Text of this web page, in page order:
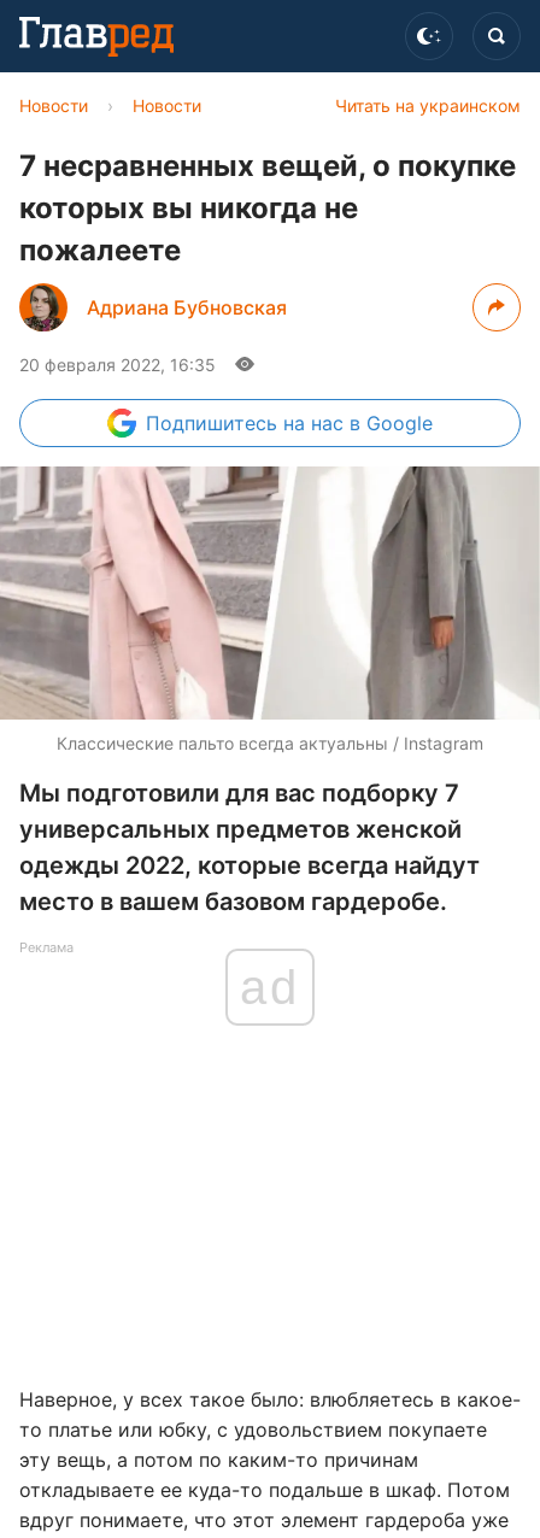
Читать на украинском
Новости › Новости
7 несравненных вещей, о покупке
которых вы никогда не
пожалеете
Адриана Бубновская
20 февраля 2022, 16:35
Подпишитесь на нас в Google
Классические пальто всегда актуальны / Instagram
Мы подготовили для вас подборку 7
универсальных предметов женской
одежды 2022, которые всегда найдут
место в вашем базовом гардеробе.
Реклама
ad
Наверное, у всех такое было: влюбляетесь в какое-
то платье или юбку, с удовольствием покупаете
эту вещь, а потом по каким-то причинам
откладываете ее куда-то подальше в шкаф. Потом
вдруг понимаете, что этот элемент гардероба уже